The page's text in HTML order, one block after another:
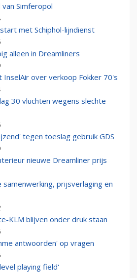
Simferopol
met Schiphol-lijndienst
alleen in Dreamliners
InselAir over verkoop Fokker 70's
30 vluchten wegens slechte
tegen toeslag gebruik GDS
nieuwe Dreamliner prijs
prijsverlaging en
KLM blijven onder druk staan
antwoorden' op vragen
playing field'